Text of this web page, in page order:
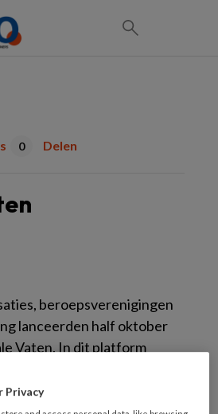
0 Delen
beroepsverenigingen
lanceerden half oktober
Vaten. In dit platform
Privacy